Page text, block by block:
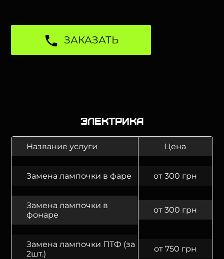
ЗАКАЗАТЬ
Электрика
Название услуги Цена
Замена лампочки в фаре от 300 грн
Замена лампочки в
фонаре
от 300 грн
Замена лампочки ПТФ (за
2шт.)
от 750 грн